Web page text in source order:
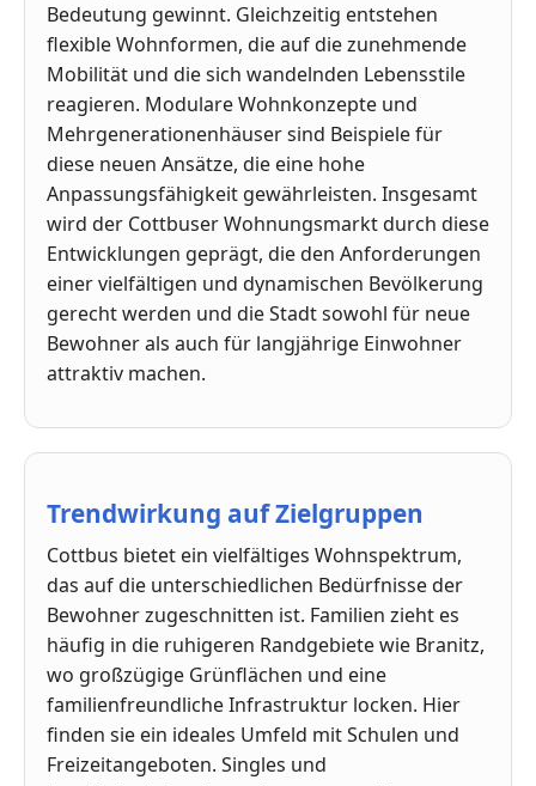
Bedeutung gewinnt. Gleichzeitig entstehen
flexible Wohnformen, die auf die zunehmende
Mobilität und die sich wandelnden Lebensstile
reagieren. Modulare Wohnkonzepte und
Mehrgenerationenhäuser sind Beispiele für
diese neuen Ansätze, die eine hohe
Anpassungsfähigkeit gewährleisten. Insgesamt
wird der Cottbuser Wohnungsmarkt durch diese
Entwicklungen geprägt, die den Anforderungen
einer vielfältigen und dynamischen Bevölkerung
gerecht werden und die Stadt sowohl für neue
Bewohner als auch für langjährige Einwohner
attraktiv machen.
Trendwirkung auf Zielgruppen
Cottbus bietet ein vielfältiges Wohnspektrum,
das auf die unterschiedlichen Bedürfnisse der
Bewohner zugeschnitten ist. Familien zieht es
häufig in die ruhigeren Randgebiete wie Branitz,
wo großzügige Grünflächen und eine
familienfreundliche Infrastruktur locken. Hier
finden sie ein ideales Umfeld mit Schulen und
Freizeitangeboten. Singles und